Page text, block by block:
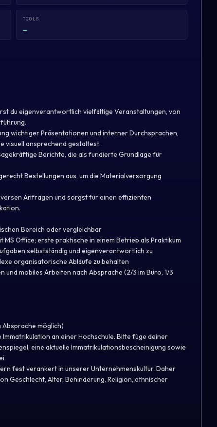
TOOLS
—
du eigenverantwortlich vielfältige Veranstaltungen, von
wichtiger Präsentationen und interner Durchsprachen,
visuell ansprechend gestaltest.
Berichte, die als fundierte Grundlage für
Bestellungen aus, um die Materialversorgung
Anfragen und sorgst für einen effizienten
Bereich oder vergleichbar
MS Office; erste praktische in einem Betrieb als Praktikum
selbstständig und eigenverantwortlich zu
organisatorische Abläufe zu behalten
und mobiles Arbeiten nach Absprache (2/3 im Büro, 1/3
Absprache möglich)
an einer Hochschule. Bitte füge deiner
eine aktuelle Immatrikulationsbescheinigung sowie
fest verankert in unserer Unternehmenskultur. Daher
Geschlecht, Alter, Behinderung, Religion, ethnischer